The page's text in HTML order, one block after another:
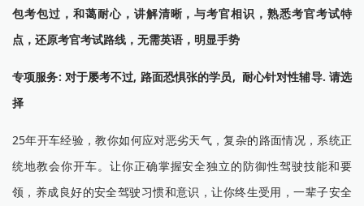
包考包过，和蔼耐心，讲解清晰，与考官相识，熟悉考官考试特
点，还原考官考试路线，无需英语，明显手势
专项服务: 对于屡考不过, 路面恐惧张的学员, 耐心针对性辅导. 请选
择
25年开车经验，教你如何应对恶劣天气，复杂的路面情况，系统正
统地教会你开车。让你正确掌握安全独立的防御性驾驶技能和要
领，养成良好的安全驾驶习惯和意识，让你终生受用，一辈子安全